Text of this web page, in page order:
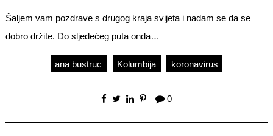
Šaljem vam pozdrave s drugog kraja svijeta i nadam se da se
dobro držite. Do sljedećeg puta onda…
ana bustruc Kolumbija koronavirus
0